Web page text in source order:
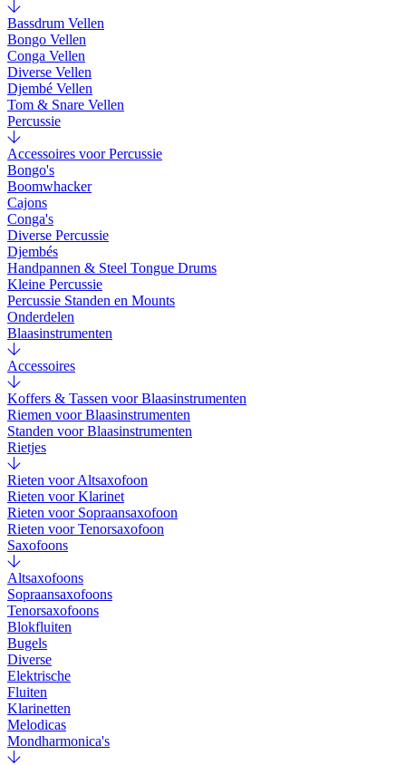
Bassdrum Vellen
Bongo Vellen
Conga Vellen
Diverse Vellen
Djembé Vellen
Tom & Snare Vellen
Percussie
Accessoires voor Percussie
Bongo's
Boomwhacker
Cajons
Conga's
Diverse Percussie
Djembés
Handpannen & Steel Tongue Drums
Kleine Percussie
Percussie Standen en Mounts
Onderdelen
Blaasinstrumenten
Accessoires
Koffers & Tassen voor Blaasinstrumenten
Riemen voor Blaasinstrumenten
Standen voor Blaasinstrumenten
Rietjes
Rieten voor Altsaxofoon
Rieten voor Klarinet
Rieten voor Sopraansaxofoon
Rieten voor Tenorsaxofoon
Saxofoons
Altsaxofoons
Sopraansaxofoons
Tenorsaxofoons
Blokfluiten
Bugels
Diverse
Elektrische
Fluiten
Klarinetten
Melodicas
Mondharmonica's